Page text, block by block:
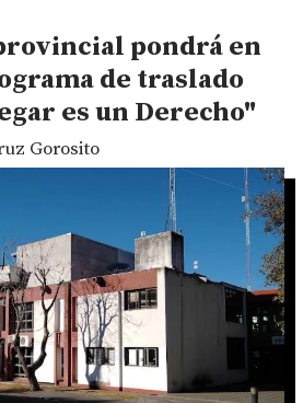
pondrá en
de traslado
es un Derecho"
Gorosito